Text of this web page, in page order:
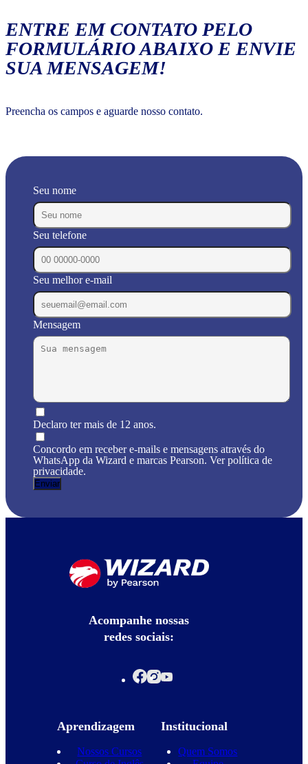
ENTRE EM CONTATO PELO
FORMULÁRIO ABAIXO E ENVIE
SUA MENSAGEM!
Preencha os campos e aguarde nosso contato.
Seu nome
Seu telefone
Seu melhor e-mail
Mensagem
Declaro ter mais de 12 anos.
Concordo em receber e-mails e mensagens através do
WhatsApp da Wizard e marcas Pearson. Ver política de
privacidade.
Acompanhe nossas
redes sociais:
Aprendizagem
Nossos Cursos
Institucional
Quem Somos